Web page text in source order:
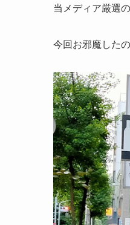
当メディア厳選
今回お邪魔したの